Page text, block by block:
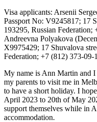
Visa applicants: Arsenii
Passport No: V9245817; 17
193295, Russian
Andreevna Polyakova
X9975429; 17 Shuvalova
Federation; +7 (812) 373-09-
My name is Ann Martin and
my parents to visit me in
to have a short holiday. I
April 2023 to 20th of May
support themselves while in
accommodation.